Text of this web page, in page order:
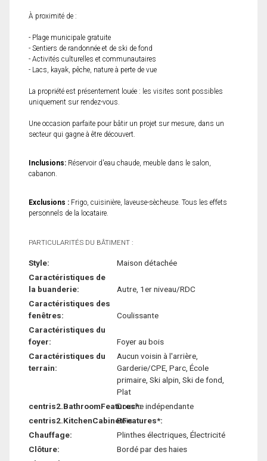
À proximité de :
- Plage municipale gratuite
- Sentiers de randonnée et de ski de fond
- Activités culturelles et communautaires
- Lacs, kayak, pêche, nature à perte de vue
La propriété est présentement louée : les visites sont possibles
uniquement sur rendez-vous.
Une occasion parfaite pour bâtir un projet sur mesure, dans un
secteur qui gagne à être découvert.
Inclusions: Réservoir d'eau chaude, meuble dans le salon,
cabanon.
Exclusions : Frigo, cuisinière, laveuse-sècheuse. Tous les effets
personnels de la locataire.
PARTICULARITÉS DU BÂTIMENT :
Style:
Maison détachée
Caractéristiques de
la buanderie:
Autre, 1er niveau/RDC
Caractéristiques des
fenêtres:
Coulissante
Caractéristiques du
foyer:
Foyer au bois
Caractéristiques du
terrain:
Aucun voisin à l'arrière,
Garderie/CPE, Parc, École
primaire, Ski alpin, Ski de fond,
Plat
centris2.BathroomFeatures*:Douche indépendante
centris2.KitchenCabinetFeatures*:
Bois
Chauffage:
Plinthes électriques, Électricité
Clôture:
Bordé par des haies